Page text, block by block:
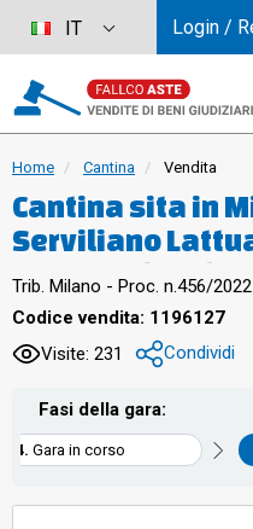
Home Cantina Vendita
Cantina sita in
Serviliano
N.C.E.U. al
sub. 5, piano S4,
classe 6^,
rendita € 19,52.
proprietà di terzi
corsello comune
– terrapieno;
terzi. Stato di
Trib. Milano - Proc. n.456/2022
Codice vendita: 1196127
Visite: 231
Condividi
Fasi della gara:
Gara in corso
IT Login /